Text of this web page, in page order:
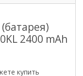
2400 mAh
купить